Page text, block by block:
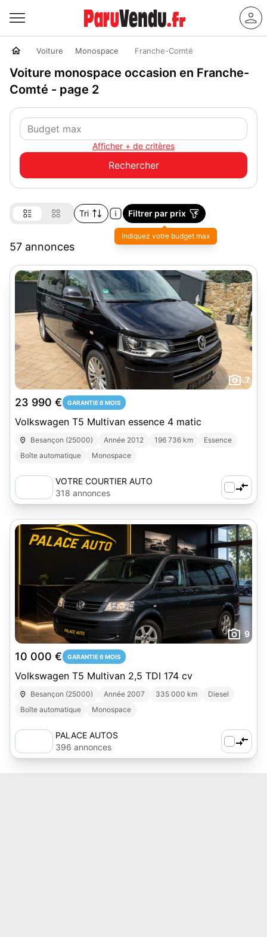
Voiture Monospace Franche-Comté
Voiture monospace occasion en Franche-
Comté - page 2
Afficher + de critères
Tri Filtrer par prix
57 annonces
7
23 990 € GARANTIE 6 MOIS
Volkswagen T5 Multivan essence 4 matic
Besançon (25000) Année 2012 196 736 km
Essence
Boîte automatique
Monospace
VOTRE COURTIER AUTO
318 annonces
9
10 000 € GARANTIE 6 MOIS
Volkswagen T5 Multivan 2,5 TDI 174 cv
Besançon (25000) Année 2007 335 000 km
Diesel
Boîte automatique
Monospace
PALACE AUTOS
396 annonces